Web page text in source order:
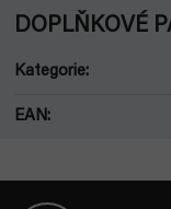
DOPLŇKOVÉ
Kategorie:
EAN: